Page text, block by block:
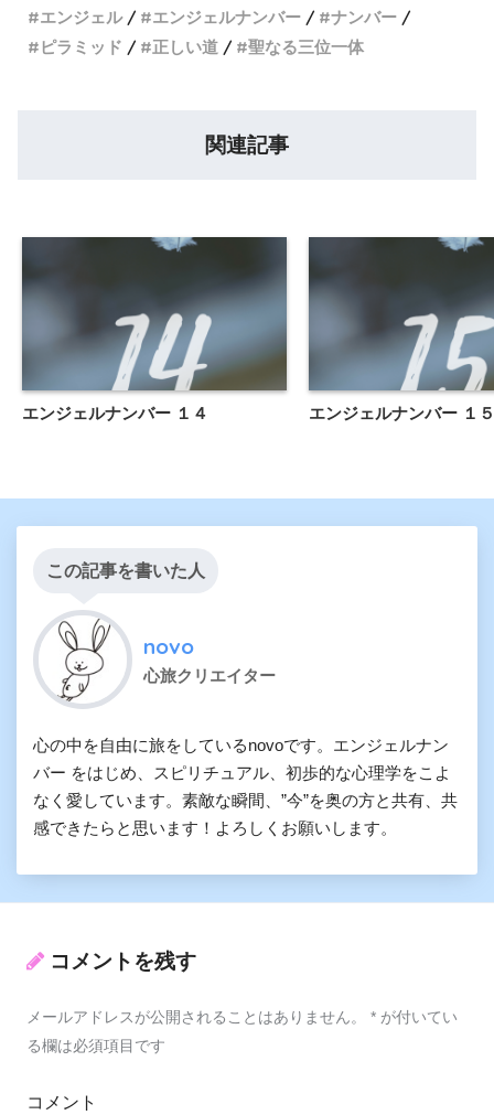
エンジェル
エンジェルナンバー
ナンバー
ピラミッド
正しい道 聖なる三位一体
関連記事
エンジェルナンバー １４ エンジェルナンバー １５
この記事を書いた人
novo
心旅クリエイター
心の中を自由に旅をしているnovoです。エンジェルナン
バー をはじめ、スピリチュアル、初歩的な心理学をこよ
なく愛しています。素敵な瞬間、”今”を奥の方と共有、共
感できたらと思います！よろしくお願いします。
コメントを残す
メールアドレスが公開されることはありません。 * が付いてい
る欄は必須項目です
コメント